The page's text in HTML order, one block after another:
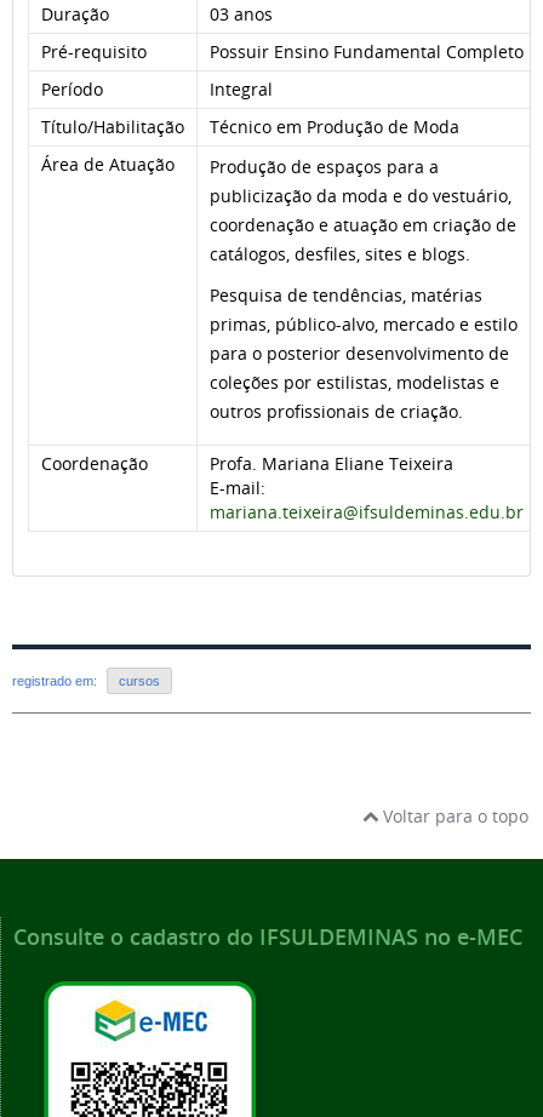
Duração
03 anos
Pré-requisito
Possuir Ensino Fundamental Completo
Período
Integral
Título/Habilitação
Técnico em Produção de Moda
Área de Atuação
Produção de espaços para a
publicização da moda e do vestuário,
coordenação e atuação em criação de
catálogos, desfiles, sites e blogs.
Pesquisa de tendências, matérias
primas, público-alvo, mercado e estilo
para o posterior desenvolvimento de
coleções por estilistas, modelistas e
outros profissionais de criação.
Coordenação
Profa. Mariana Eliane Teixeira
E-mail:
mariana.teixeira@ifsuldeminas.edu.br
registrado em: cursos
Voltar para o topo
Consulte o cadastro do IFSULDEMINAS no e-MEC